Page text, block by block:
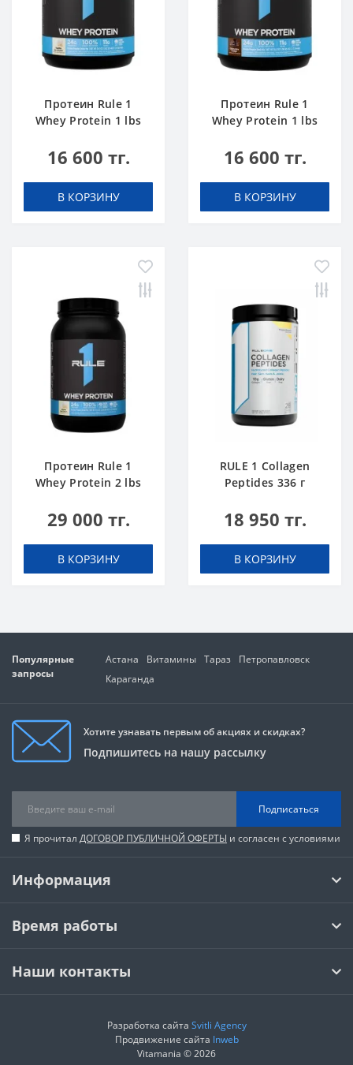
Протеин Rule 1
Whey Protein 1 lbs
Мороженое
16 600 тг.
В КОРЗИНУ
Протеин Rule 1
Whey Protein 1 lbs
16 600 тг.
В КОРЗИНУ
Протеин Rule 1
Whey Protein 2 lbs
Мороженое
29 000 тг.
В КОРЗИНУ
RULE 1 Collagen
Peptides 336 г
Банан
18 950 тг.
В КОРЗИНУ
Популярные
запросы
Астана Витамины Тараз
Петропавловск
Караганда
Хотите узнавать первым об акциях и скидках?
Подпишитесь на нашу рассылку
Подписаться
Я прочитал ДОГОВОР ПУБЛИЧНОЙ ОФЕРТЫ и согласен с условиями
Информация
Время работы
Наши контакты
Разработка сайта Svitli Agency
Продвижение сайта Inweb
Vitamania © 2026